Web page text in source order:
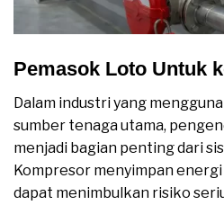
Pemasok Loto Untuk
Dalam industri yang
sumber tenaga utama,
menjadi bagian penting dari
Kompresor menyimpan
dapat menimbulkan risiko